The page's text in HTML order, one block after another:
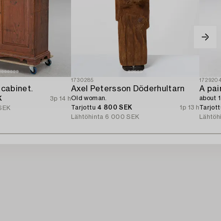
3p 14 h
1730285
Axel Petersson Döderhultarn
Old woman.
Tarjottu 4 800 SEK
1p 13 h
Lähtöhinta 6 000 SEK
A
about